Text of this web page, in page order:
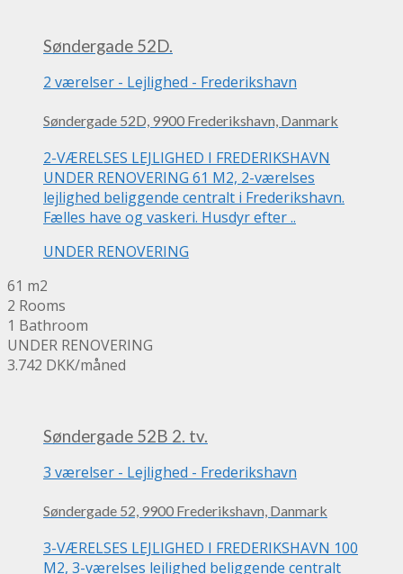
Søndergade 52D.
2 værelser - Lejlighed - Frederikshavn
Søndergade 52D, 9900 Frederikshavn, Danmark
2-VÆRELSES LEJLIGHED I FREDERIKSHAVN
UNDER RENOVERING 61 M2, 2-værelses
lejlighed beliggende centralt i Frederikshavn.
Fælles have og vaskeri. Husdyr efter ..
UNDER RENOVERING
61 m2
2 Rooms
1 Bathroom
UNDER RENOVERING
3.742 DKK/måned
Søndergade 52B 2. tv.
3 værelser - Lejlighed - Frederikshavn
Søndergade 52, 9900 Frederikshavn, Danmark
3-VÆRELSES LEJLIGHED I FREDERIKSHAVN 100
M2, 3-værelses lejlighed beliggende centralt